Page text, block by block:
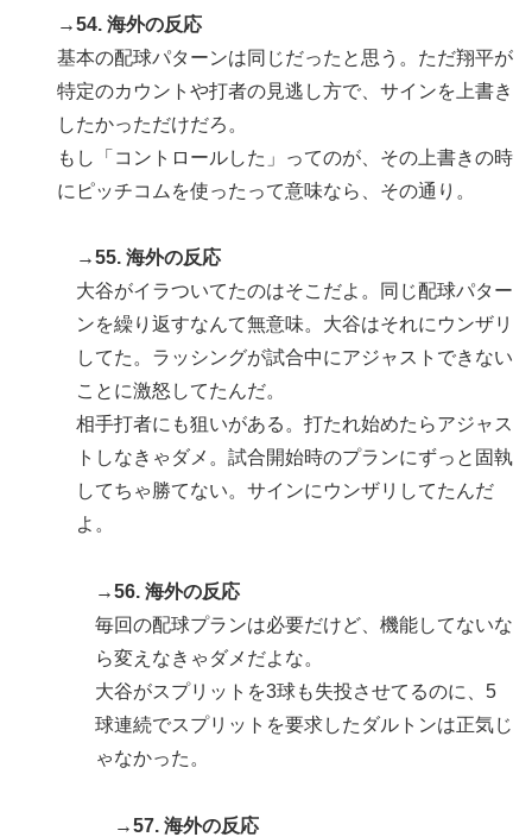
→54. 海外の反応
基本の配球パターンは同じだったと思う。ただ翔平が
特定のカウントや打者の見逃し方で、サインを上書き
したかっただけだろ。
もし「コントロールした」ってのが、その上書きの時
にピッチコムを使ったって意味なら、その通り。
→55. 海外の反応
大谷がイラついてたのはそこだよ。同じ配球パター
ンを繰り返すなんて無意味。大谷はそれにウンザリ
してた。ラッシングが試合中にアジャストできない
ことに激怒してたんだ。
相手打者にも狙いがある。打たれ始めたらアジャス
トしなきゃダメ。試合開始時のプランにずっと固執
してちゃ勝てない。サインにウンザリしてたんだ
よ。
→56. 海外の反応
毎回の配球プランは必要だけど、機能してないな
ら変えなきゃダメだよな。
大谷がスプリットを3球も失投させてるのに、5
球連続でスプリットを要求したダルトンは正気じ
ゃなかった。
→57. 海外の反応